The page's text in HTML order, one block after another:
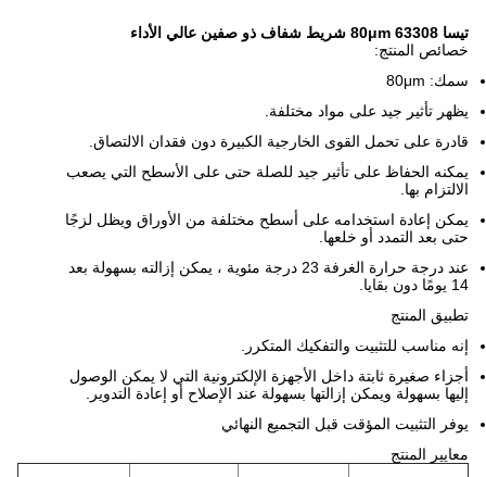
تيسا 63308 80μm شريط شفاف ذو صفين عالي الأداء
خصائص المنتج:
سمك: 80 μm
يظهر تأثير جيد على مواد مختلفة.
قادرة على تحمل القوى الخارجية الكبيرة دون فقدان الالتصاق.
يمكنه الحفاظ على تأثير جيد للصلة حتى على الأسطح التي يصعب
الالتزام بها.
يمكن إعادة استخدامه على أسطح مختلفة من الأوراق ويظل لزجًا
حتى بعد التمدد أو خلعها.
عند درجة حرارة الغرفة 23 درجة مئوية ، يمكن إزالته بسهولة بعد
14 يومًا دون بقايا.
تطبيق المنتج
إنه مناسب للتثبيت والتفكيك المتكرر.
أجزاء صغيرة ثابتة داخل الأجهزة الإلكترونية التي لا يمكن الوصول
إليها بسهولة ويمكن إزالتها بسهولة عند الإصلاح أو إعادة التدوير.
يوفر التثبيت المؤقت قبل التجميع النهائي
معايير المنتج